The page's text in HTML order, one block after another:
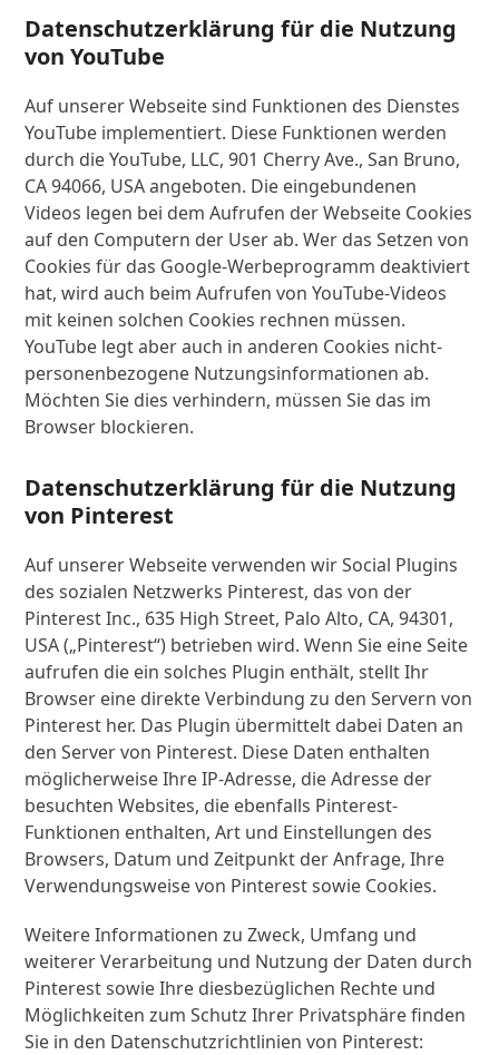
Datenschutzerklärung für die Nutzung
von YouTube
Auf unserer Webseite sind Funktionen des Dienstes
YouTube implementiert. Diese Funktionen werden
durch die YouTube, LLC, 901 Cherry Ave., San Bruno,
CA 94066, USA angeboten. Die eingebundenen
Videos legen bei dem Aufrufen der Webseite Cookies
auf den Computern der User ab. Wer das Setzen von
Cookies für das Google-Werbeprogramm deaktiviert
hat, wird auch beim Aufrufen von YouTube-Videos
mit keinen solchen Cookies rechnen müssen.
YouTube legt aber auch in anderen Cookies nicht-
personenbezogene Nutzungsinformationen ab.
Möchten Sie dies verhindern, müssen Sie das im
Browser blockieren.
Datenschutzerklärung für die Nutzung
von Pinterest
Auf unserer Webseite verwenden wir Social Plugins
des sozialen Netzwerks Pinterest, das von der
Pinterest Inc., 635 High Street, Palo Alto, CA, 94301,
USA („Pinterest“) betrieben wird. Wenn Sie eine Seite
aufrufen die ein solches Plugin enthält, stellt Ihr
Browser eine direkte Verbindung zu den Servern von
Pinterest her. Das Plugin übermittelt dabei Daten an
den Server von Pinterest. Diese Daten enthalten
möglicherweise Ihre IP-Adresse, die Adresse der
besuchten Websites, die ebenfalls Pinterest-
Funktionen enthalten, Art und Einstellungen des
Browsers, Datum und Zeitpunkt der Anfrage, Ihre
Verwendungsweise von Pinterest sowie Cookies.
Weitere Informationen zu Zweck, Umfang und
weiterer Verarbeitung und Nutzung der Daten durch
Pinterest sowie Ihre diesbezüglichen Rechte und
Möglichkeiten zum Schutz Ihrer Privatsphäre finden
Sie in den Datenschutzrichtlinien von Pinterest: